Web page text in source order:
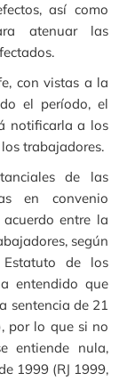
así como
atenuar las
con vistas a la
el período, el
notificarla a los
trabajadores.
de las
en convenio
entre la
según
de los
entendido que
sentencia de 21
por lo que si no
entiende nula,
1999 (RJ 1999,